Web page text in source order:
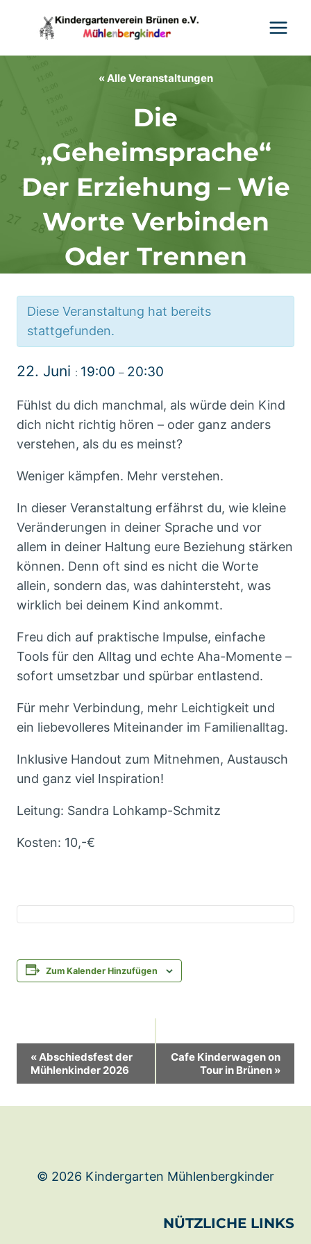
« Alle Veranstaltungen
Die
„Geheimsprache“
Der Erziehung – Wie
Worte Verbinden
Oder Trennen
Diese Veranstaltung hat bereits
stattgefunden.
22. Juni : 19:00 – 20:30
Fühlst du dich manchmal, als würde dein Kind
dich nicht richtig hören – oder ganz anders
verstehen, als du es meinst?
Weniger kämpfen. Mehr verstehen.
In dieser Veranstaltung erfährst du, wie kleine
Veränderungen in deiner Sprache und vor
allem in deiner Haltung eure Beziehung stärken
können. Denn oft sind es nicht die Worte
allein, sondern das, was dahintersteht, was
wirklich bei deinem Kind ankommt.
Freu dich auf praktische Impulse, einfache
Tools für den Alltag und echte Aha-Momente –
sofort umsetzbar und spürbar entlastend.
Für mehr Verbindung, mehr Leichtigkeit und
ein liebevolleres Miteinander im Familienalltag.
Inklusive Handout zum Mitnehmen, Austausch
und ganz viel Inspiration!
Leitung: Sandra Lohkamp-Schmitz
Kosten: 10,-€
Zum Kalender Hinzufügen
Veranstaltung-
Navigation
«Abschiedsfest der
Mühlenkinder 2026
Cafe Kinderwagen on
Tour in Brünen »
© 2026 Kindergarten Mühlenbergkinder
NÜTZLICHE LINKS